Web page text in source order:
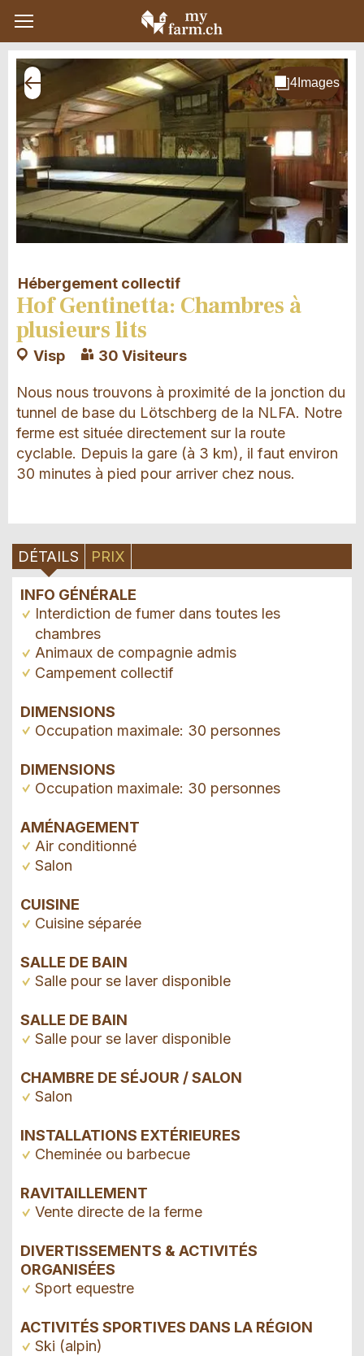
Hébergement collectif
Hof Gentinetta: Chambres à
plusieurs lits
Visp 30 Visiteurs
Nous nous trouvons à proximité de la jonction du
tunnel de base du Lötschberg de la NLFA. Notre
ferme est située directement sur la route
cyclable. Depuis la gare (à 3 km), il faut environ
30 minutes à pied pour arriver chez nous.
DÉTAILS PRIX
INFO GÉNÉRALE
Interdiction de fumer dans toutes les
chambres
Animaux de compagnie admis
Campement collectif
DIMENSIONS
Occupation maximale: 30 personnes
DIMENSIONS
Occupation maximale: 30 personnes
AMÉNAGEMENT
Air conditionné
Salon
CUISINE
Cuisine séparée
SALLE DE BAIN
Salle pour se laver disponible
SALLE DE BAIN
Salle pour se laver disponible
CHAMBRE DE SÉJOUR / SALON
Salon
INSTALLATIONS EXTÉRIEURES
Cheminée ou barbecue
RAVITAILLEMENT
Vente directe de la ferme
DIVERTISSEMENTS & ACTIVITÉS
ORGANISÉES
Sport equestre
ACTIVITÉS SPORTIVES DANS LA RÉGION
Ski (alpin)